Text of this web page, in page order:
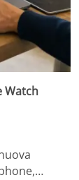
Watch